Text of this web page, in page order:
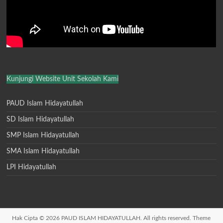
Kunjungi Website Unit Sekolah Kami
PAUD Islam Hidayatullah
SD Islam Hidayatullah
SMP Islam Hidayatullah
SMA Islam Hidayatullah
LPI Hidayatullah
Hak Cipta © 2026 PAUD ISLAM HIDAYATULLAH . All rights reserved. Theme